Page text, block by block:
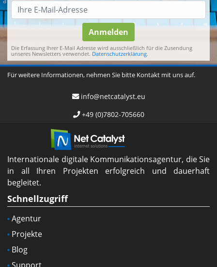
Anmelden
Die Erfassung Ihrer E-Mail Adresse wird ausschließlich für die Zusendung
unseres Newsletters verwendet. Datenschutzerklärung.
Für weitere Informationen, nehmen Sie bitte Kontakt mit uns auf.
info@netcatalyst.eu
+49 (0)7802-705660
Internationale digitale Kommunikationsagentur, die Sie
in all Ihren Projekten erfolgreich und dauerhaft
begleitet.
Schnellzugriff
Agentur
Projekte
Blog